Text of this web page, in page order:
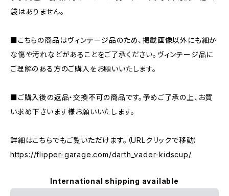
袋はありません。
■こちらの商品はヴィンテージ品のため、掲載画像以外にも細か
な傷や汚れなどがあることをご了承ください。ヴィンテージ品に
ご理解のある方のご購入をお願いいたします。
■ご購入後の返品・交換不可の商品です。予めご了承の上、お買
い求め下さいます様お願いいたします。
詳細はこちらでもご覧いただけます。（URLクリックで移動）
https://flipper-garage.com/darth_vader-kidscup/
International shipping available